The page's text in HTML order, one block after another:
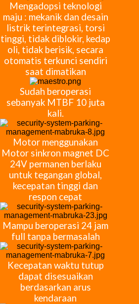
Mengadopsi teknologi
maju : mekanik dan desain
listrik terintegrasi, torsi
tinggi, tidak diblokir, kedap
oli, tidak berisik, secara
otomatis terkunci sendiri
saat dimatikan
Sudah beroperasi
sebanyak MTBF 10 juta
kali.
Motor menggunakan
Motor sinkron magnet DC
24V permanen berlaku
untuk tegangan global,
kecepatan tinggi dan
respon cepat
Mampu beroperasi 24 jam
full tanpa bermasalah
Kecepatan waktu tutup
dapat disesuaikan
berdasarkan arus
kendaraan